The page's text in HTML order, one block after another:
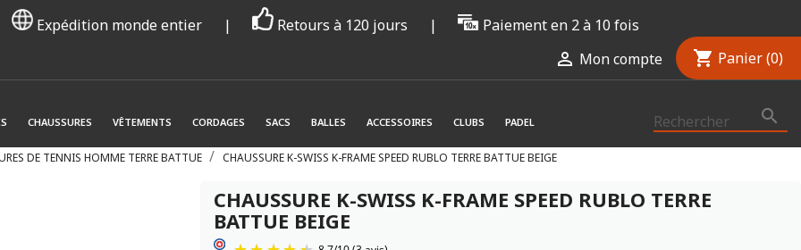
Expédition monde entier | Retours à 120 jours | Paiement en 2 à 10 fois
 Mon compte shopping_cart Panier (0)

CHAUSSURES VÊTEMENTS CORDAGES SACS BALLES ACCESSOIRES CLUBS PADEL
DE TENNIS HOMME TERRE BATTUE CHAUSSURE K-SWISS K-FRAME SPEED RUBLO TERRE BATTUE BEIGE
CHAUSSURE K-SWISS K-FRAME SPEED RUBLO TERRE
BATTUE BEIGE